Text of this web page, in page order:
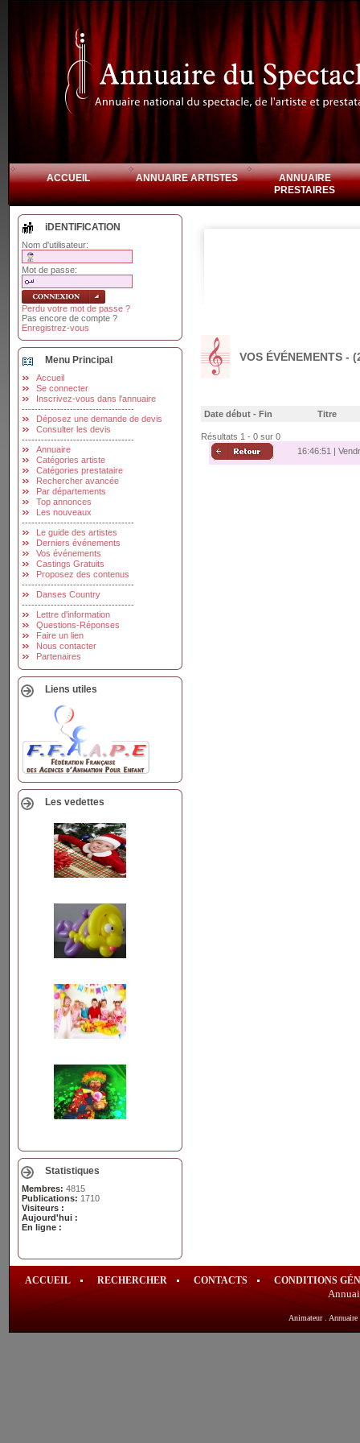
ACCUEIL ANNUAIRE ARTISTES
ANNUAIRE
PRESTAIRES
iDENTIFICATION
Nom d'utilisateur:
Mot de passe:
Perdu votre mot de passe ?
Pas encore de compte ?
Enregistrez-vous
Menu Principal
Accueil
Se connecter
Inscrivez-vous dans l'annuaire
-----------------------------------
Déposez une demande de devis
Consulter les devis
-----------------------------------
Annuaire
Catégories artiste
Catégories prestataire
Rechercher avancée
Par départements
Top annonces
Les nouveaux
-----------------------------------
Le guide des artistes
Derniers événements
Vos événements
Castings Gratuits
Proposez des contenus
-----------------------------------
Danses Country
-----------------------------------
Lettre d'information
Questions-Réponses
Faire un lien
Nous contacter
Partenaires
Liens utiles
Les vedettes
Statistiques
Membres: 4815
Publications: 1710
Visiteurs :
Aujourd'hui :
En ligne :
VOS ÉVÉNEMENTS -
Date début - Fin Titre
Résultats 1 - 0 sur 0
16:46:52 |
ACCUEIL RECHERCHER CONTACTS CONDITIONS
Animateur. Annuaire